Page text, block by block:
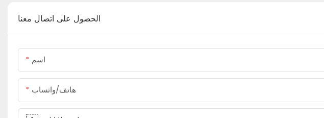
الحصول على اتصال معنا
اسم
هاتف/واتساب